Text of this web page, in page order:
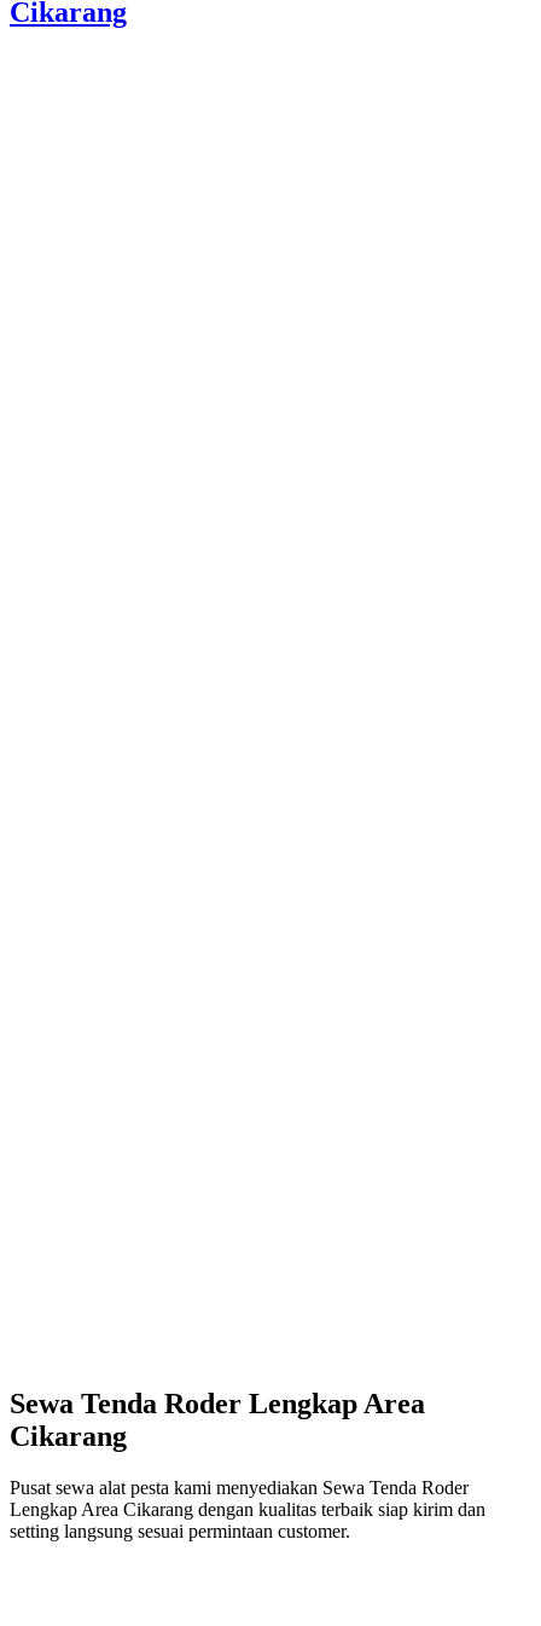
Cikarang
Sewa Tenda Roder Lengkap Area
Cikarang
Pusat sewa alat pesta kami menyediakan Sewa Tenda Roder
Lengkap Area Cikarang dengan kualitas terbaik siap kirim dan
setting langsung sesuai permintaan customer.